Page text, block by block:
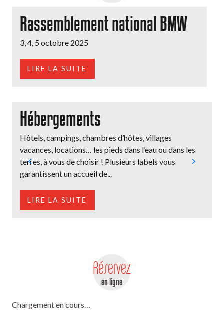
Rassemblement national BMW
3, 4, 5 octobre 2025
LIRE LA SUITE
Hébergements
Hôtels, campings, chambres d’hôtes, villages
vacances, locations… les pieds dans l’eau ou dans les
terres, à vous de choisir ! Plusieurs labels vous
garantissent un accueil de...
LIRE LA SUITE
Réservez
en ligne
Chargement en cours…